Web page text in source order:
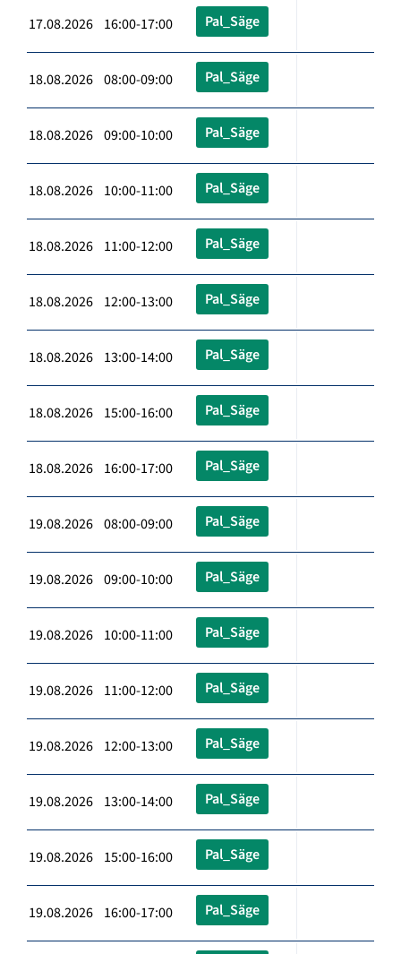
17.08.2026 16:00-17:00 Pal_Säge
18.08.2026 08:00-09:00 Pal_Säge
18.08.2026 09:00-10:00 Pal_Säge
18.08.2026 10:00-11:00 Pal_Säge
18.08.2026 11:00-12:00 Pal_Säge
18.08.2026 12:00-13:00 Pal_Säge
18.08.2026 13:00-14:00 Pal_Säge
18.08.2026 15:00-16:00 Pal_Säge
18.08.2026 16:00-17:00 Pal_Säge
19.08.2026 08:00-09:00 Pal_Säge
19.08.2026 09:00-10:00 Pal_Säge
19.08.2026 10:00-11:00 Pal_Säge
19.08.2026 11:00-12:00 Pal_Säge
19.08.2026 12:00-13:00 Pal_Säge
19.08.2026 13:00-14:00 Pal_Säge
19.08.2026 15:00-16:00 Pal_Säge
19.08.2026 16:00-17:00 Pal_Säge